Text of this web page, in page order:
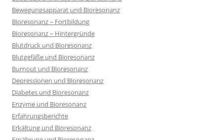
Bewegungsapparat und Bioresonanz
Bioresonanz – Fortbildung
Bioresonanz – Hintergründe
Blutdruck und Bioresonanz
Blutgefäße und Bioresonanz
Burnout und Bioresonanz
Depressionen und Bioresonanz
Diabetes und Bioresonanz
Enzyme und Bioresonanz
Erfahrungsberichte
Erkältung und Bioresonanz